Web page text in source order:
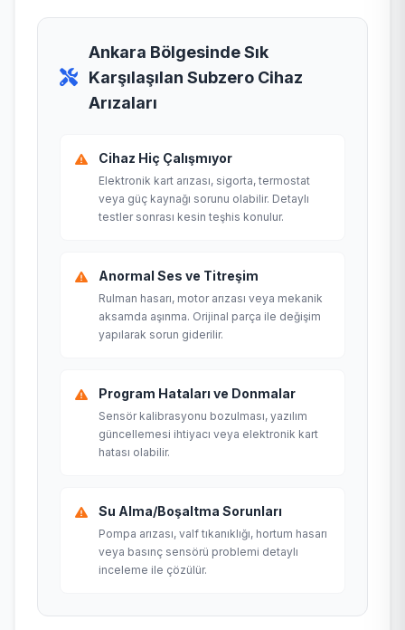
Ankara Bölgesinde Sık
Karşılaşılan Subzero Cihaz
Arızaları
Cihaz Hiç Çalışmıyor
Elektronik kart arızası, sigorta, termostat
veya güç kaynağı sorunu olabilir. Detaylı
testler sonrası kesin teşhis konulur.
Anormal Ses ve Titreşim
Rulman hasarı, motor arızası veya mekanik
aksamda aşınma. Orijinal parça ile değişim
yapılarak sorun giderilir.
Program Hataları ve Donmalar
Sensör kalibrasyonu bozulması, yazılım
güncellemesi ihtiyacı veya elektronik kart
hatası olabilir.
Su Alma/Boşaltma Sorunları
Pompa arızası, valf tıkanıklığı, hortum hasarı
veya basınç sensörü problemi detaylı
inceleme ile çözülür.